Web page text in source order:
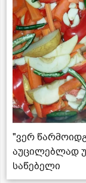
"ვერ
აუცილებლად
საწებელი